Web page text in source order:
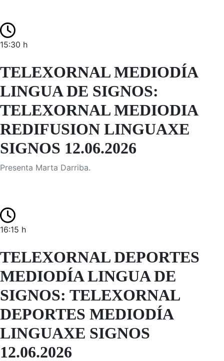
15:30 h
TELEXORNAL MEDIODÍA
LINGUA DE SIGNOS:
TELEXORNAL MEDIODIA
REDIFUSION LINGUAXE
SIGNOS 12.06.2026
Presenta Marta Darriba.
16:15 h
TELEXORNAL DEPORTES
MEDIODÍA LINGUA DE
SIGNOS: TELEXORNAL
DEPORTES MEDIODÍA
LINGUAXE SIGNOS
12.06.2026